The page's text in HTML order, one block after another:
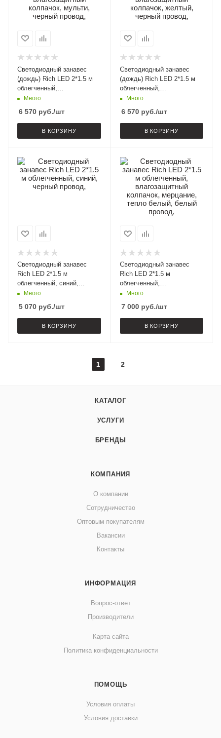
Светодиодный занавес
(дождь) Rich LED 2*1.5 м
облегченный,
влагозащитный колпачок,
Много
6 570 руб./шт
В КОРЗИНУ
Светодиодный занавес
(дождь) Rich LED 2*1.5 м
облегченный,
влагозащитный колпачок,
Много
6 570руб./шт
В КОРЗИНУ
Светодиодный занавес
Rich LED 2*1.5 м
облегченный, синий,
черный провод,
Много
5 070 руб./шт
В КОРЗИНУ
Светодиодный занавес
Rich LED 2*1.5 м
облегченный,
влагозащитный колпачок,
белый провод,
Много
7 000руб./шт
В КОРЗИНУ
1 2
КАТАЛОГ
УСЛУГИ
БРЕНДЫ
КОМПАНИЯ
О компании
Сотрудничество
Оптовым покупателям
Вакансии
Контакты
ИНФОРМАЦИЯ
Вопрос-ответ
Производители
Карта сайта
Политика конфиденциальности
ПОМОЩЬ
Условия оплаты
Условия доставки